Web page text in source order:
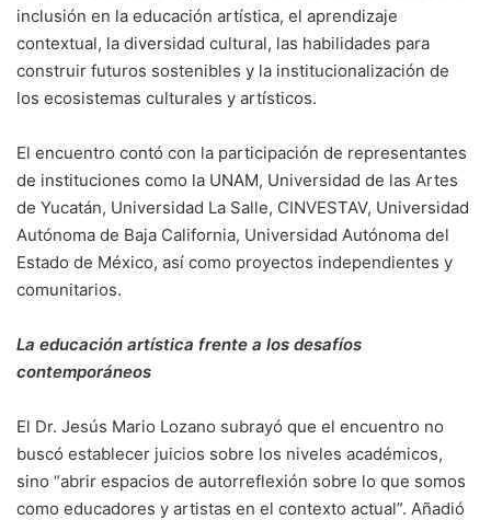
inclusión en la educación artística, el aprendizaje
contextual, la diversidad cultural, las habilidades para
construir futuros sostenibles y la institucionalización de
los ecosistemas culturales y artísticos.
El encuentro contó con la participación de representantes
de instituciones como la UNAM, Universidad de las Artes
de Yucatán, Universidad La Salle, CINVESTAV, Universidad
Autónoma de Baja California, Universidad Autónoma del
Estado de México, así como proyectos independientes y
comunitarios.
La educación artística frente a los desafíos
contemporáneos
El Dr. Jesús Mario Lozano subrayó que el encuentro no
buscó establecer juicios sobre los niveles académicos,
sino “abrir espacios de autorreflexión sobre lo que somos
como educadores y artistas en el contexto actual”. Añadió